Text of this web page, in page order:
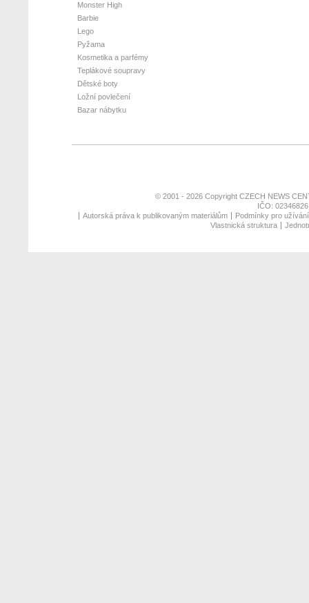
Monster High
Barbie
Lego
Pyžama
Kosmetika a parfémy
Teplákové soupravy
Dětské boty
Ložní povlečení
Bazar nábytku
© 2001 - 2026 Copyright CZECH NEWS
IČO:
Autorská práva k publikovaným materiálům
Podmínky pro
Vlastnická struktura